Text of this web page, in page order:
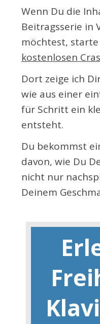
Wenn Du die
Beitragsserie in
möchtest,
kostenlosen
Dort zeige ich
wie aus einer
für Schritt ein
entsteht.
Du bekommst
davon, wie Du
nicht nur
Deinem